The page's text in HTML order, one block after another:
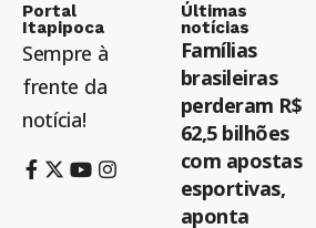
Portal
Itapipoca
Sempre à
frente da
notícia!
Últimas
notícias
Famílias
brasileiras
perderam R$
62,5 bilhões
com apostas
esportivas,
aponta